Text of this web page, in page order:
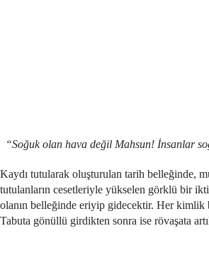
“Soğuk olan hava değil Mahsun! İnsanlar
Kaydı tutularak oluşturulan tarih belleğinde,
tutulanların cesetleriyle yükselen görklü bir
olanın belleğinde eriyip gidecektir. Her kimlik
Tabuta gönüllü girdikten sonra ise rövaşata